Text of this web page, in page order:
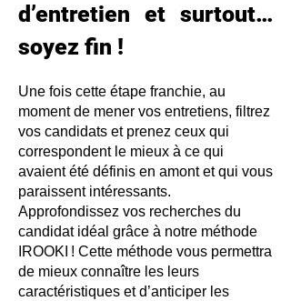
d’entretien et surtout…
soyez fin !
Une fois cette étape franchie, au
moment de mener vos entretiens, filtrez
vos candidats et prenez ceux qui
correspondent le mieux à ce qui
avaient été définis en amont et qui vous
paraissent intéressants.
Approfondissez vos recherches du
candidat idéal grâce à notre méthode
IROOKI ! Cette méthode vous permettra
de mieux connaître les leurs
caractéristiques et d’anticiper les